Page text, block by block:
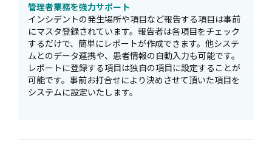
管理者業務を強力サポート
インシデントの発生場所や項目など報告する項目は事前
にマスタ登録されています。報告者は各項目をチェック
するだけで、簡単にレポートが作成できます。他システ
ムとのデータ連携や、患者情報の自動入力も可能です。
レポートに登録する項目は独自の項目に設定することが
可能です。事前お打合せにより決めさせて頂いた項目を
システムに設定いたします。